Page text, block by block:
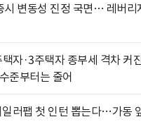
시 변동성 진정 국면… 레버리
자·3주택자 종부세 격차 커
준부터는 줄어
러팹 첫 인턴 뽑는다…가동